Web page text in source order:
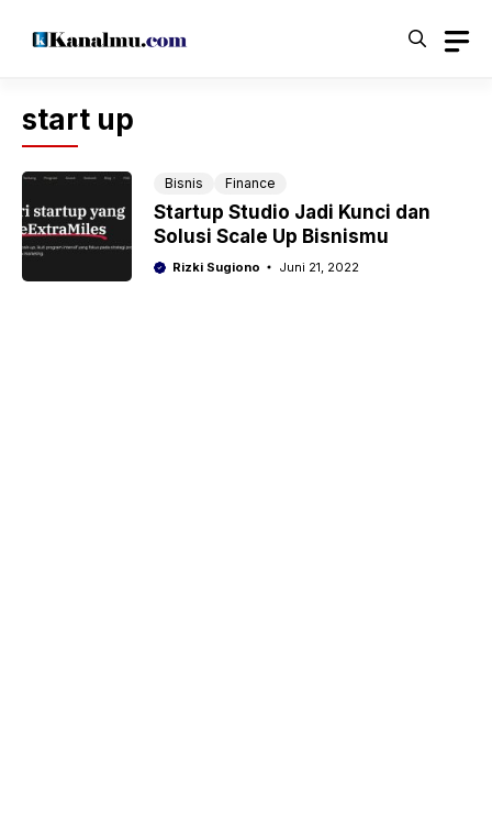
start up
Bisnis Finance
Startup Studio Jadi Kunci dan
Solusi Scale Up Bisnismu
Rizki Sugiono Juni 21, 2022